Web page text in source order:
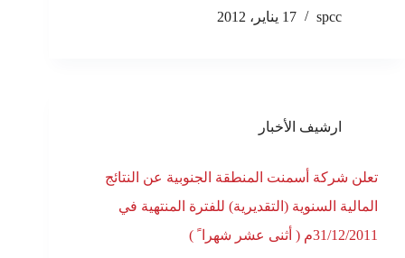
spcc 17 يناير، 2012
ارشيف الأخبار
تعلن شركة أسمنت المنطقة الجنوبية عن النتائج
المالية السنوية (التقديرية) للفترة المنتهية في
31/12/2011م ( أثنى عشر شهرا ً )